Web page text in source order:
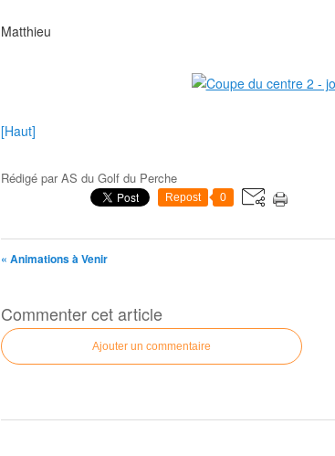
Matthieu
[Haut]
Rédigé parAS du Golf du Perche
Repost 0
« Animations à Venir
Commenter cet article
Ajouter un commentaire